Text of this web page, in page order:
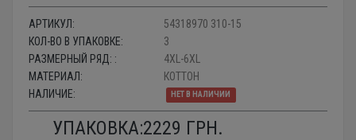
АРТИКУЛ:
54318970 310-15
КОЛ-ВО В УПАКОВКЕ:
3
РАЗМЕРНЫЙ РЯД: :
4XL-6XL
МАТЕРИАЛ:
КОТТОН
НАЛИЧИЕ:
НЕТ В НАЛИЧИИ
УПАКОВКА:2229 ГРН.